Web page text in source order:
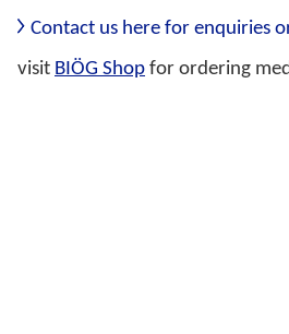
Contact us here for enquiries
visit BIÖG Shop for ordering